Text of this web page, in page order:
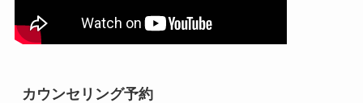
カウンセリング予約